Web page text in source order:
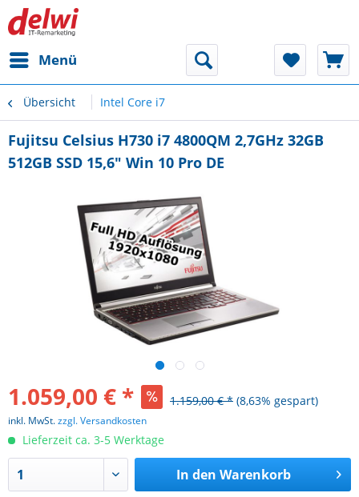
Menü
Übersicht Intel Core i7
Fujitsu Celsius H730 i7 4800QM 2,7GHz 32GB
512GB SSD 15,6" Win 10 Pro DE
1.059,00 € * 1.159,00 € * (8,63% gespart)
inkl. MwSt.zzgl. Versandkosten
Lieferzeit ca. 3-5 Werktage
In den Warenkorb